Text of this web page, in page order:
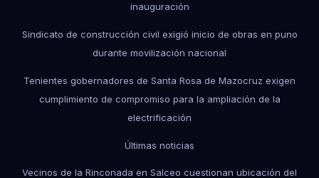
inauguración
Sindicato de construcción civil exigió inicio de obras en puno
durante movilización nacional
Tenientes gobernadores de Santa Rosa de Mazocruz exigen
cumplimiento de compromiso para la ampliación de la
electrificación
Últimas noticias
Vecinos de la Rinconada en Salceo cuestionan ubicación del